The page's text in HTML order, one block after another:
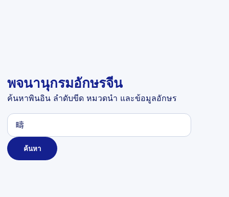
พจนานุกรมอักษรจีน
ค้นหาพินอิน ลำดับขีด หมวดนำ และข้อมูลอักษร
ค้นหา